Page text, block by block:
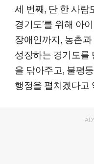
세 번째, 단 한 사람
경기도’를 위해 아
장애인까지, 농촌
성장하는 경기도를
을 닦아주고, 불평
행정을 펼치겠다고